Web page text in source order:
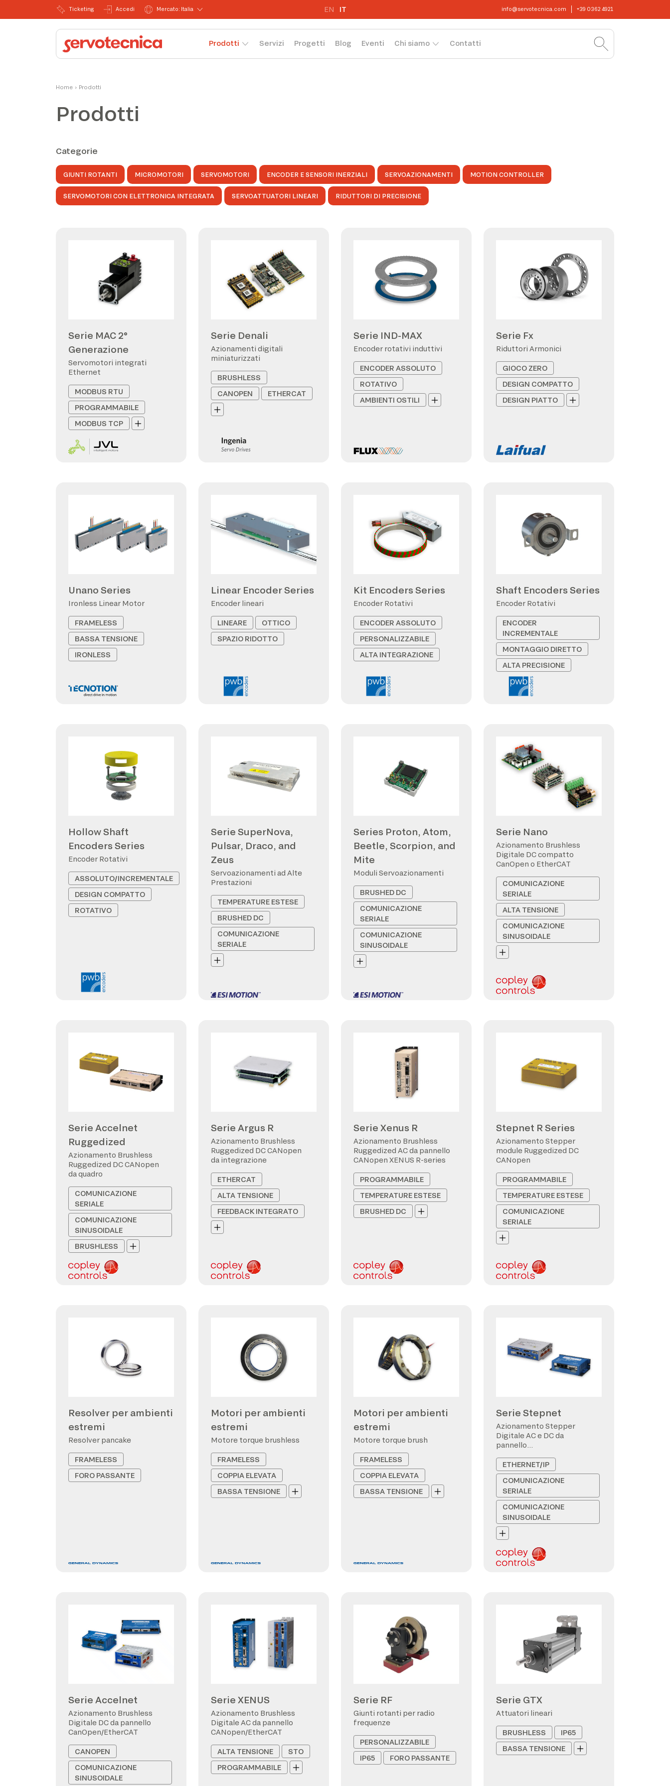
Ticketing Accedi Mercato: Italia EN IT info@servotecnica.com +39 0362 4921
Prodotti Servizi Progetti Blog Eventi Chi siamo Contatti
Home › Prodotti
Prodotti
Categorie
GIUNTI ROTANTI MICROMOTORI SERVOMOTORI ENCODER E SENSORI INERZIALI SERVOAZIONAMENTI MOTION CONTROLLER
SERVOMOTORI CON ELETTRONICA INTEGRATA SERVOATTUATORI LINEARI RIDUTTORI DI PRECISIONE
Serie MAC 2°
Generazione
Servomotori integrati
Ethernet
MODBUS RTU
PROGRAMMABILE
MODBUS TCP
Serie Denali
Azionamenti digitali
miniaturizzati
BRUSHLESS
CANOPEN
ETHERCAT
Serie IND-MAX
Encoder rotativi induttivi
ENCODER ASSOLUTO
ROTATIVO
AMBIENTI OSTILI
Serie Fx
Riduttori Armonici
GIOCO ZERO
DESIGN COMPATTO
DESIGN PIATTO
Unano Series
Ironless Linear Motor
FRAMELESS
BASSA TENSIONE
IRONLESS
Linear Encoder Series
Encoder lineari
LINEARE
OTTICO
SPAZIO RIDOTTO
Kit Encoders Series
Encoder Rotativi
ENCODER ASSOLUTO
PERSONALIZZABILE
ALTA INTEGRAZIONE
Shaft Encoders Series
Encoder Rotativi
ENCODER
INCREMENTALE
MONTAGGIO DIRETTO
ALTA PRECISIONE
Hollow Shaft
Encoders Series
Encoder Rotativi
ASSOLUTO/INCREMENTALE
DESIGN COMPATTO
ROTATIVO
Serie SuperNova,
Pulsar, Draco, and
Zeus
Servoazionamenti ad Alte
Prestazioni
TEMPERATURE ESTESE
BRUSHED DC
COMUNICAZIONE
SERIALE
Series Proton, Atom,
Beetle, Scorpion, and
Mite
Moduli Servoazionamenti
BRUSHED DC
COMUNICAZIONE
SERIALE
COMUNICAZIONE
SINUSOIDALE
Serie Nano
Azionamento Brushless
Digitale DC compatto
CanOpen o EtherCAT
COMUNICAZIONE
SERIALE
ALTA TENSIONE
COMUNICAZIONE
SINUSOIDALE
Serie Accelnet
Ruggedized
Azionamento Brushless
Ruggedized DC CANopen
da quadro
COMUNICAZIONE
SERIALE
COMUNICAZIONE
SINUSOIDALE
BRUSHLESS
Serie Argus R
Azionamento Brushless
Ruggedized DC CANopen
da integrazione
ETHERCAT
ALTA TENSIONE
FEEDBACK INTEGRATO
Serie Xenus R
Azionamento Brushless
Ruggedized AC da pannello
CANopen XENUS R-series
PROGRAMMABILE
TEMPERATURE ESTESE
BRUSHED DC
Stepnet R Series
Azionamento Stepper
module Ruggedized DC
CANopen
PROGRAMMABILE
TEMPERATURE ESTESE
COMUNICAZIONE
SERIALE
Resolver per ambienti
estremi
Resolver pancake
FRAMELESS
FORO PASSANTE
Motori per ambienti
estremi
Motore torque brushless
FRAMELESS
COPPIA ELEVATA
BASSA TENSIONE
Motori per ambienti
estremi
Motore torque brush
FRAMELESS
COPPIA ELEVATA
BASSA TENSIONE
Serie Stepnet
Azionamento Stepper
Digitale AC e DC da
pannello
ETHERNET/IP
COMUNICAZIONE
SERIALE
COMUNICAZIONE
SINUSOIDALE
Serie Accelnet
Azionamento Brushless
Digitale DC da pannello
CanOpen/EtherCAT
CANOPEN
COMUNICAZIONE
SINUSOIDALE
Serie XENUS
Azionamento Brushless
Digitale AC da pannello
CANopen/EtherCAT
ALTA TENSIONE
STO
PROGRAMMABILE
Serie RF
Giunti rotanti per radio
frequenze
PERSONALIZZABILE
IP65
FORO PASSANTE
Serie GTX
Attuatori lineari
BRUSHLESS
IP65
BASSA TENSIONE